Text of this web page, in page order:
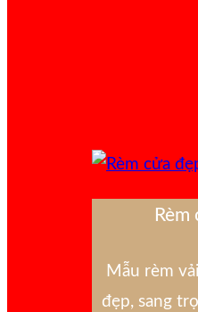
Rèm
Mẫu rèm
đẹp, sang